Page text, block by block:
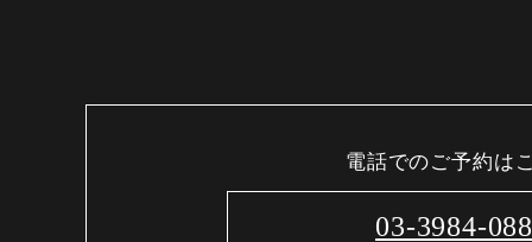
電話でのご予約は
03-3984-